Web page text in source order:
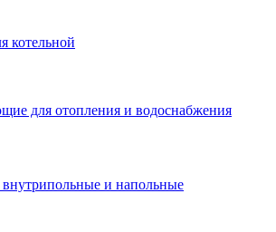
котельной
для отопления и водоснабжения
и напольные